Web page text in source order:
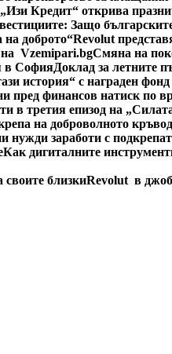
„Изи Кредит“ открива
Защо
доброто“Revolut
на Vzemipari.bgСмяна на
в СофияДоклад за летните
история“ с награден
пред финансов натиск по
в третия епизод на
на доброволното
нужди заработи с
Как дигиталните
своите близкиRevolut в